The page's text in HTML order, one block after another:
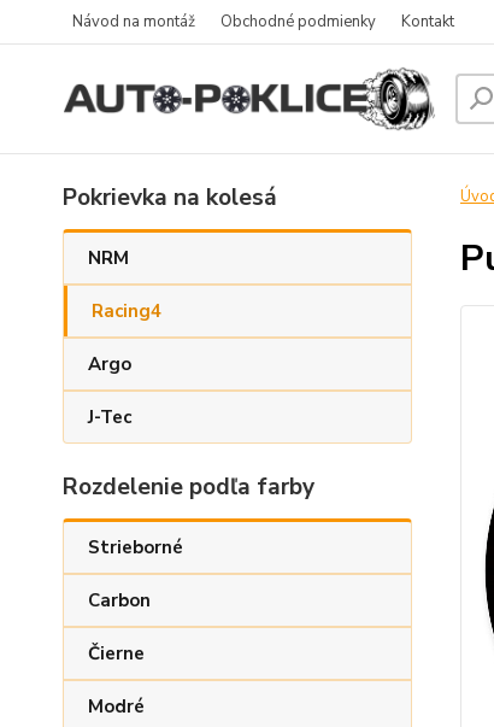
Návod na montáž Obchodné podmienky Kontakt
Pokrievka na kolesá
NRM
Racing4
Argo
J-Tec
Rozdelenie podľa farby
Strieborné
Carbon
Čierne
Modré